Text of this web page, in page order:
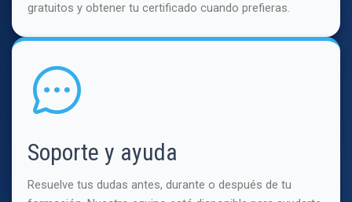
gratuitos y obtener tu certificado cuando prefieras.
Soporte y ayuda
Resuelve tus dudas antes, durante o después de tu